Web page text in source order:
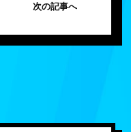
次の記事へ